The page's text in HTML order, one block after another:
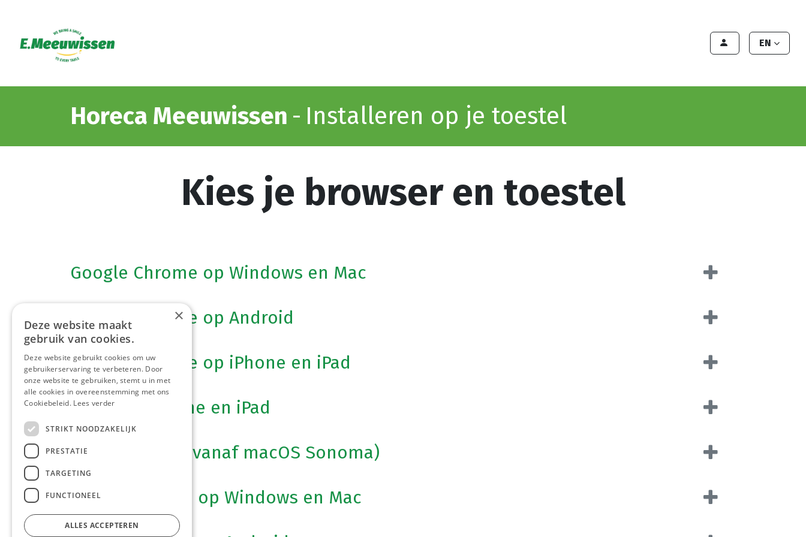
EN
Horeca Meeuwissen - Installeren op je toestel
Kies je browser en toestel
Google Chrome op Windows en Mac
Google Chrome op Android
Google Chrome op iPhone en iPad
Safari op iPhone en iPad
Safari op Mac (vanaf macOS Sonoma)
Microsoft Edge op Windows en Mac
×
Deze website maakt
gebruik van cookies.
Deze website gebruikt cookies om uw
gebruikerservaring te verbeteren. Door
onze website te gebruiken, stemt u in met
alle cookies in overeenstemming met ons
Cookiebeleid. Lees verder
STRIKT NOODZAKELIJK
PRESTATIE
TARGETING
FUNCTIONEEL
ALLES ACCEPTEREN